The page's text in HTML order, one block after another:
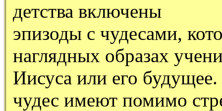
детства включены
эпизоды с чудесами,
наглядных образах
Иисуса или его
чудес имеют помимо